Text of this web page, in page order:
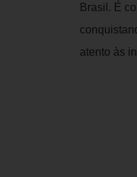
Brasil. É
atento às